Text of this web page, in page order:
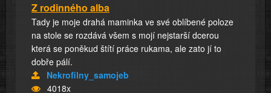
Z rodinného alba
Tady je moje drahá maminka ve své oblíbené poloze
na stole se rozdává všem s mojí nejstarší dcerou
která se poněkud štítí práce rukama, ale zato jí to
dobře pálí.
Nekrofilny_samojeb
4018x